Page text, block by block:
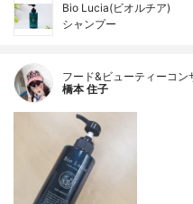
Bio Lucia(ビオルチア)
シャンプー
フード&ビューティーコン
橋本 住子